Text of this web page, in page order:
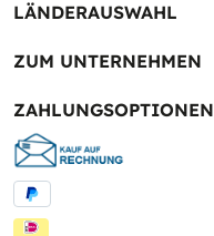
LÄNDERAUSWAHL
ZUM UNTERNEHMEN
ZAHLUNGSOPTIONEN